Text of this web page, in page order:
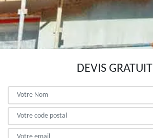
DEVIS GRATUIT